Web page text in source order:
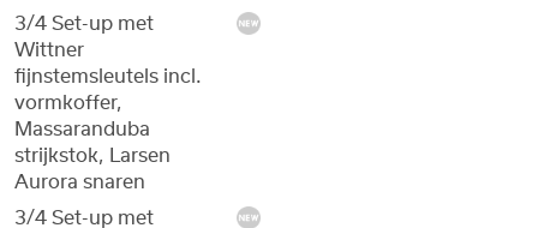
3/4 Set-up met
Wittner
fijnstemsleutels incl.
vormkoffer,
Massaranduba
strijkstok, Larsen
Aurora snaren
3/4 Set-up met